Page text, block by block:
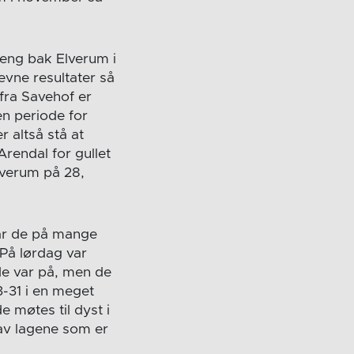
bak Elverum i
resultater så
Savehof er
periode for
altså stå at
for gullet
på 28,
de på mange
lørdag var
var på, men de
31 i en meget
møtes til dyst i
lagene som er